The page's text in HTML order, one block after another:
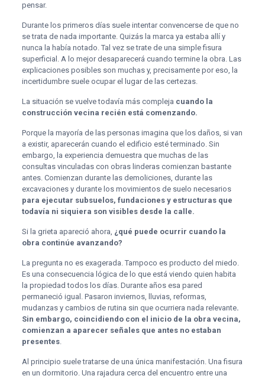
pensar.
Durante los primeros días suele intentar convencerse de que no
se trata de nada importante. Quizás la marca ya estaba allí y
nunca la había notado. Tal vez se trate de una simple fisura
superficial. A lo mejor desaparecerá cuando termine la obra. Las
explicaciones posibles son muchas y, precisamente por eso, la
incertidumbre suele ocupar el lugar de las certezas.
La situación se vuelve todavía más compleja cuando la
construcción vecina recién está comenzando.
Porque la mayoría de las personas imagina que los daños, si van
a existir, aparecerán cuando el edificio esté terminado. Sin
embargo, la experiencia demuestra que muchas de las
consultas vinculadas con obras linderas comienzan bastante
antes. Comienzan durante las demoliciones, durante las
excavaciones y durante los movimientos de suelo necesarios
para ejecutar subsuelos, fundaciones y estructuras que
todavía ni siquiera son visibles desde la calle.
Si la grieta apareció ahora, ¿qué puede ocurrir cuando la
obra continúe avanzando?
La pregunta no es exagerada. Tampoco es producto del miedo.
Es una consecuencia lógica de lo que está viendo quien habita
la propiedad todos los días. Durante años esa pared
permaneció igual. Pasaron inviernos, lluvias, reformas,
mudanzas y cambios de rutina sin que ocurriera nada relevante.
Sin embargo, coincidiendo con el inicio de la obra vecina,
comienzan a aparecer señales que antes no estaban
presentes.
Al principio suele tratarse de una única manifestación. Una fisura
en un dormitorio. Una rajadura cerca del encuentro entre una